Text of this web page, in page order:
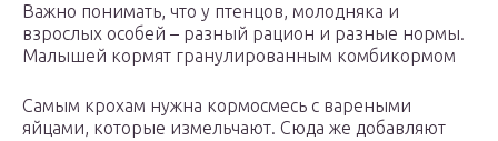
Важно понимать, что у птенцов, молодняка и
взрослых особей – разный рацион и разные нормы.
Малышей кормят гранулированным комбикормом
Самым крохам нужна кормосмесь с вареными
яйцами, которые измельчают. Сюда же добавляют